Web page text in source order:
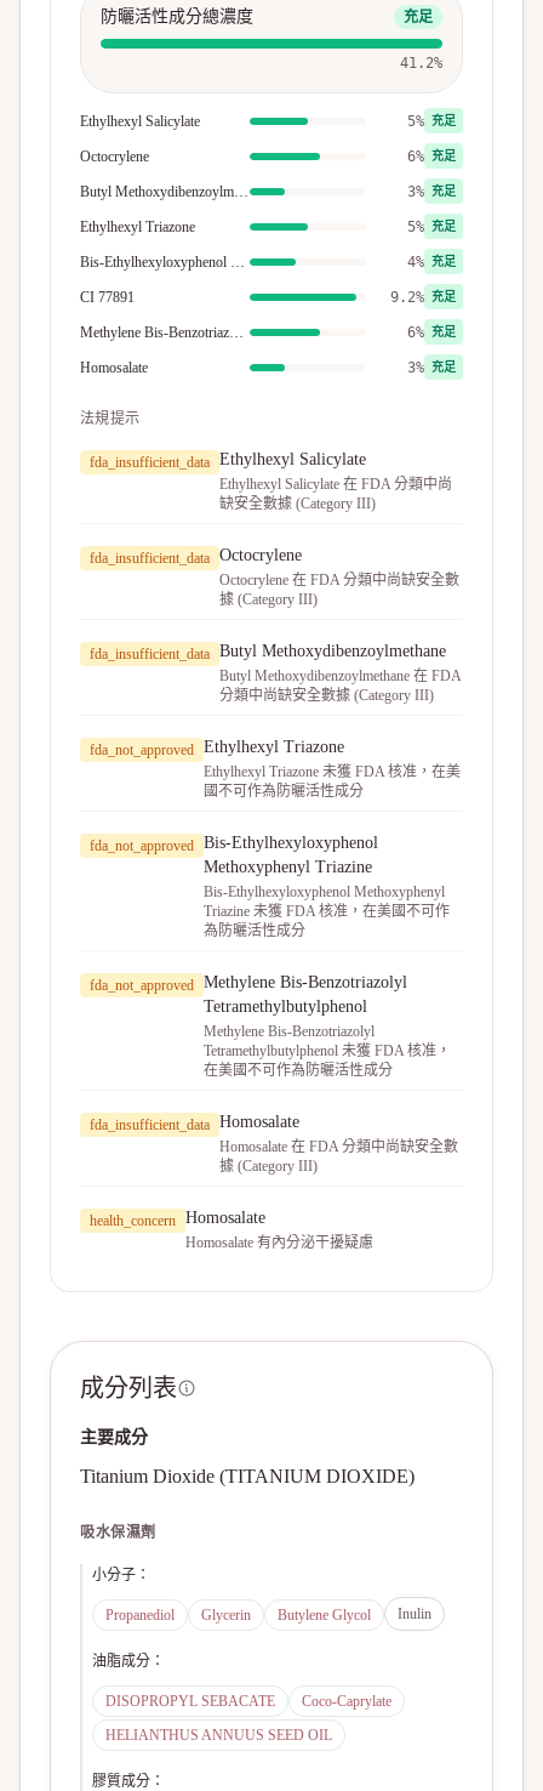
防曬活性成分總濃度 充足
41.2%
Ethylhexyl Salicylate 5% 充足
Octocrylene 6% 充足
3% 充足
Ethylhexyl Triazone 5% 充足
4% 充足
CI 77891 9.2% 充足
6% 充足
Homosalate 3% 充足
法規提示
fda_insufficient_data Ethylhexyl Salicylate
Ethylhexyl Salicylate 在 FDA 分類中尚
缺安全數據 (Category III)
fda_insufficient_data Octocrylene
Octocrylene 在 FDA 分類中尚缺安全數
據 (Category III)
fda_insufficient_data Butyl Methoxydibenzoylmethane
Butyl Methoxydibenzoylmethane 在 FDA
分類中尚缺安全數據 (Category III)
fda_not_approved Ethylhexyl Triazone
Ethylhexyl Triazone 未獲 FDA 核准，在美
國不可作為防曬活性成分
fda_not_approved Bis-Ethylhexyloxyphenol
Methoxyphenyl Triazine
Bis-Ethylhexyloxyphenol Methoxyphenyl
Triazine 未獲 FDA 核准，在美國不可作
為防曬活性成分
fda_not_approved Methylene Bis-Benzotriazolyl
Tetramethylbutylphenol
Methylene Bis-Benzotriazolyl
Tetramethylbutylphenol 未獲 FDA 核准，
在美國不可作為防曬活性成分
fda_insufficient_data Homosalate
Homosalate 在 FDA 分類中尚缺安全數
據 (Category III)
health_concern Homosalate
Homosalate 有內分泌干擾疑慮
成分列表
主要成分
Titanium Dioxide (TITANIUM DIOXIDE)
吸水保濕劑
小分子 ：
Propanediol Glycerin Butylene Glycol Inulin
油脂成分 ：
DISOPROPYL SEBACATE
Coco-Caprylate
HELIANTHUS ANNUUS SEED OIL
膠質成分 ：